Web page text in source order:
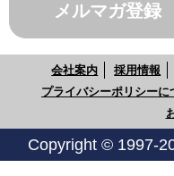
メルマガ登録
会社案内 採用情報
プライバシーポリシーに
Copyright © 1997-